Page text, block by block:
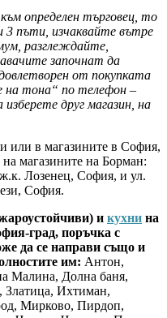
определен търговец, то
3 пъти, изчаквайте вътре
разглеждайте,
започнат да
от покупката
на тона“ по телефон –
друг магазин, на
или в магазините в София,
на магазините на Борман:
Лозенец, София, и ул.
София.
и кухни на
град, поръчка с
да се направи също и
им: Антон,
Малина, Долна баня,
Ихтиман,
Мирково, Пирдоп,